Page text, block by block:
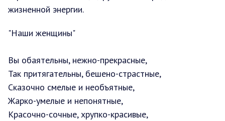
жизненной энергии.
"Наши женщины"
Вы обаятельны, нежно-прекрасные,
Так притягательны, бешено-страстные,
Сказочно смелые и необъятные,
Жарко-умелые и непонятные,
Красочно-сочные, хрупко-красивые,